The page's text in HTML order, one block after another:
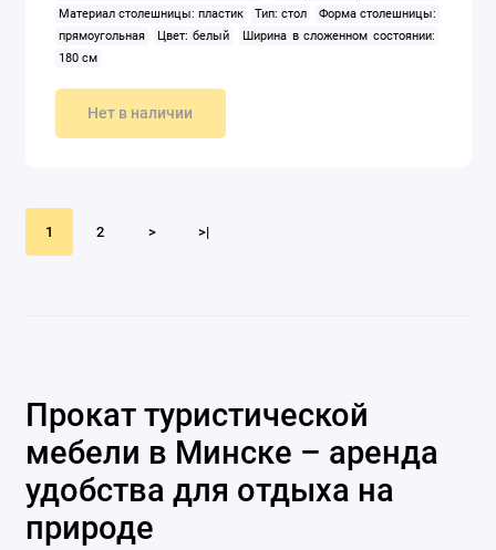
Материал столешницы: пластик
Тип: стол
Форма столешницы:
прямоугольная
Цвет: белый
Ширина в сложенном состоянии:
180 см
Нет в наличии
1 2 > >|
Прокат туристической
мебели в Минске – аренда
удобства для отдыха на
природе